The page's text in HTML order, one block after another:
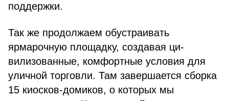
поддержки.
Так же продолжаем обустраивать
ярмарочную площадку, создавая ци­
вилизованные, комфортные условия для
уличной торговли. Там заверша­ется сборка
15 киосков-домиков, о которых мы